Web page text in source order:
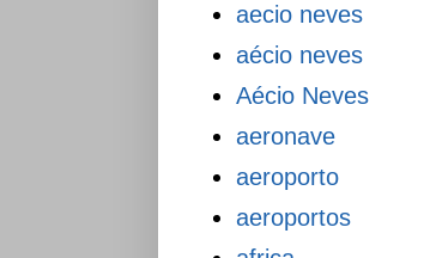
aecio neves
aécio neves
Aécio Neves
aeronave
aeroporto
aeroportos